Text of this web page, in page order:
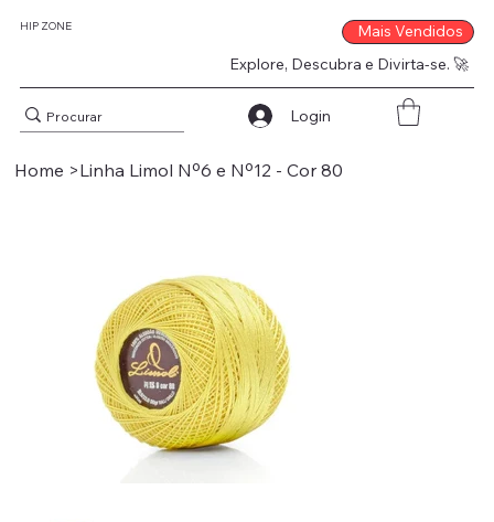
HIP ZONE
Explore, Descubra e Divirta-se. 🚀
Mais Vendidos
Login
Home >Linha Limol Nº6 e Nº12 - Cor 80